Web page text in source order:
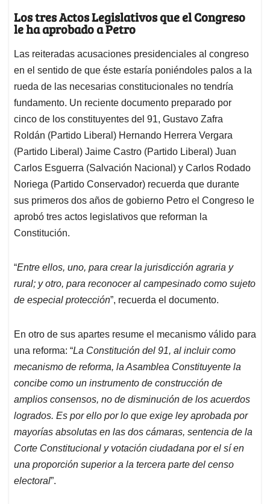
Los tres Actos Legislativos que el Congreso
le ha aprobado a Petro
Las reiteradas acusaciones presidenciales al congreso
en el sentido de que éste estaría poniéndoles palos a la
rueda de las necesarias constitucionales no tendría
fundamento. Un reciente documento preparado por
cinco de los constituyentes del 91, Gustavo Zafra
Roldán (Partido Liberal) Hernando Herrera Vergara
(Partido Liberal) Jaime Castro (Partido Liberal) Juan
Carlos Esguerra (Salvación Nacional) y Carlos Rodado
Noriega (Partido Conservador) recuerda que durante
sus primeros dos años de gobierno Petro el Congreso le
aprobó tres actos legislativos que reforman la
Constitución.
“Entre ellos, uno, para crear la jurisdicción agraria y
rural; y otro, para reconocer al campesinado como sujeto
de especial protección”, recuerda el documento.
En otro de sus apartes resume el mecanismo válido para
una reforma: “La Constitución del 91, al incluir como
mecanismo de reforma, la Asamblea Constituyente la
concibe como un instrumento de construcción de
amplios consensos, no de disminución de los acuerdos
logrados. Es por ello por lo que exige ley aprobada por
mayorías absolutas en las dos cámaras, sentencia de la
Corte Constitucional y votación ciudadana por el sí en
una proporción superior a la tercera parte del censo
electoral”.